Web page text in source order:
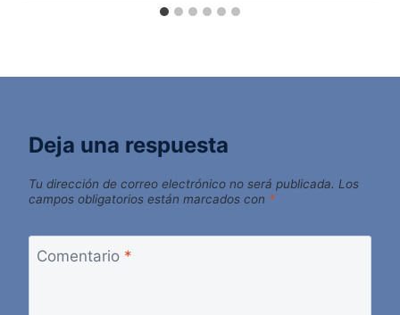
Deja una respuesta
Tu dirección de correo electrónico no será publicada. Los
campos obligatorios están marcados con *
Comentario *